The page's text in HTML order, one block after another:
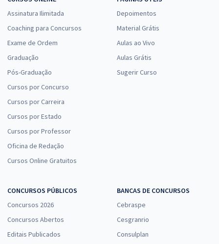
Assinatura Ilimitada
Coaching para Concursos
Exame de Ordem
Graduação
Pós-Graduação
Cursos por Concurso
Cursos por Carreira
Cursos por Estado
Cursos por Professor
Oficina de Redação
Cursos Online Gratuitos
Depoimentos
Material Grátis
Aulas ao Vivo
Aulas Grátis
Sugerir Curso
CONCURSOS PÚBLICOS
Concursos 2026
Concursos Abertos
Editais Publicados
BANCAS DE CONCURSOS
Cebraspe
Cesgranrio
Consulplan